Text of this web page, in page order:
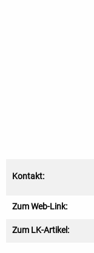
Kontakt:
Zum Web-Link:
Zum LK-Artikel: